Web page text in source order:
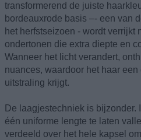
transformerend de juiste
bordeauxrode basis –- een van
het herfstseizoen - wordt verrijkt
ondertonen die extra diepte en
Wanneer het licht verandert,
nuances, waardoor het haar
uitstraling krijgt.
De laagjestechniek is bijzonder.
één uniforme lengte te laten
verdeeld over het hele kapsel